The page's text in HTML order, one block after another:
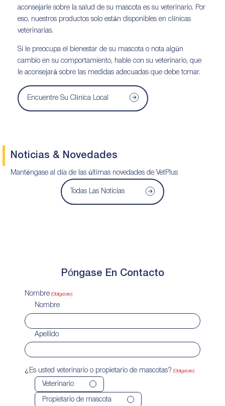
aconsejarle sobre la salud de su mascota es su veterinario. Por
eso, nuestros productos solo están disponibles en clínicas
veterinarias.
Si le preocupa el bienestar de su mascota o nota algún
cambio en su comportamiento, hable con su veterinario, que
le aconsejará sobre las medidas adecuadas que debe tomar.
Encuentre Su Clínica Local
Noticias & Novedades
Manténgase al día de las últimas novedades de VetPlus
Todas Las Noticias
Póngase En Contacto
Nombre (Obligatorio)
Nombre
Apellido
¿Es usted veterinario o propietario de mascotas? (Obligatorio)
Veterinario
Propietario de mascota